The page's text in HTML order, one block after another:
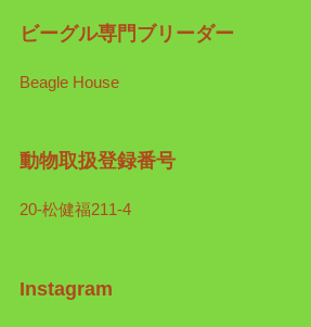
ビーグル専門ブリーダー
Beagle House
動物取扱登録番号
20-松健福211-4
Instagram